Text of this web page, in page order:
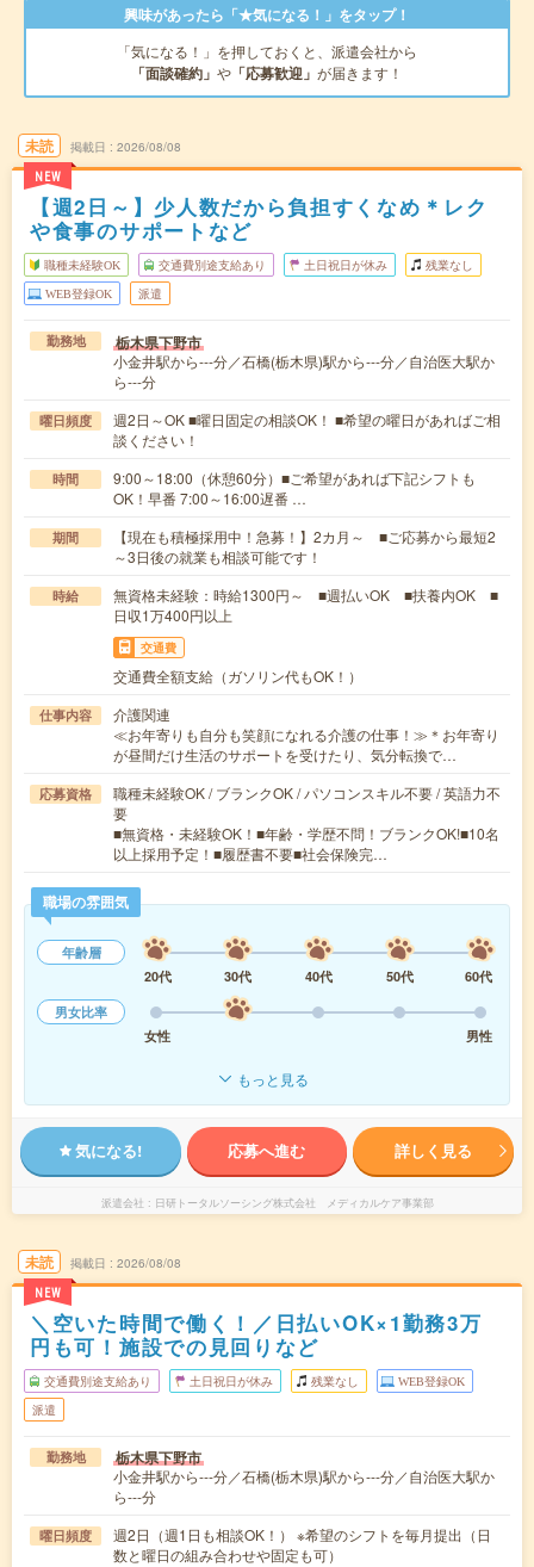
興味があったら「★気になる！」をタップ！
「気になる！」を押しておくと、派遣会社から
「面談確約」 や 「応募歓迎」 が届きます！
未読
NEW
掲載日 2026/08/08
【週2日～】少人数だから負担すくなめ＊レク
や食事のサポートなど
職種未経験OK 交通費別途支給あり 土日祝日が休み 残業なし
WEB登録OK 派遣
勤務地 栃木県下野市
小金井駅から---分／石橋(栃木県)駅から---分／自治医大駅か
ら---分
曜日頻度
週2日～OK ■曜日固定の相談OK！ ■希望の曜日があればご相
談ください！
時間
9:00～18:00（休憩60分）■ご希望があれば下記シフトも
OK！早番 7:00～16:00遅番 …
期間
【現在も積極採用中！急募！】2カ月～ ■ご応募から最短2
～3日後の就業も相談可能です！
時給
無資格未経験：時給1300円～ ■週払いOK ■扶養内OK ■
日収1万400円以上
交通費
交通費全額支給（ガソリン代もOK！）
仕事内容
介護関連
≪お年寄りも自分も笑顔になれる介護の仕事！≫＊お年寄り
が昼間だけ生活のサポートを受けたり、気分転換で…
応募資格
職種未経験OK / ブランクOK / パソコンスキル不要 / 英語力不
要
■無資格・未経験OK！■年齢・学歴不問！ブランクOK!■10名
以上採用予定！■履歴書不要■社会保険完…
職場の雰囲気
年齢層
20代
30代 40代 50代
60代
男女比率
女性
男性
もっと見る
気になる! 応募へ進む 詳しく見る
派遣会社 日研トータルソーシング株式会社 メディカルケア事業部
未読
NEW
掲載日 2026/08/08
＼空いた時間で働く！／日払いOK×1勤務3万
円も可！施設での見回りなど
交通費別途支給あり 土日祝日が休み 残業なし WEB登録OK
派遣
勤務地 栃木県下野市
小金井駅から---分／石橋(栃木県)駅から---分／自治医大駅か
ら---分
曜日頻度
週2日（週1日も相談OK！） ※希望のシフトを毎月提出（日
数と曜日の組み合わせや固定も可）